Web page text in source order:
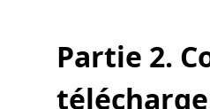
Partie 2.